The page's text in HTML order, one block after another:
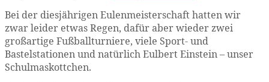
Bei der diesjährigen Eulenmeisterschaft hatten wir
zwar leider etwas Regen, dafür aber wieder zwei
großartige Fußballturniere, viele Sport- und
Bastelstationen und natürlich Eulbert Einstein – unser
Schulmaskottchen.